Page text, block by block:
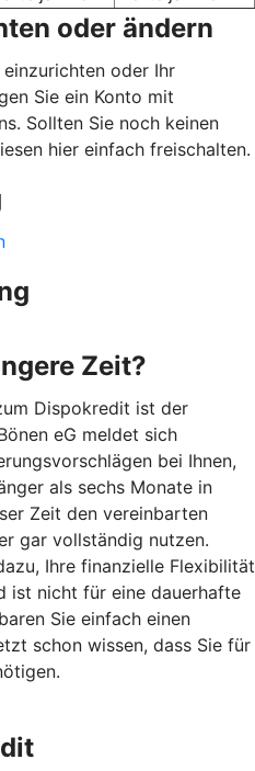
oder ändern
oder Ihr
Sie ein Konto mit
Sollten Sie noch keinen
hier einfach freischalten.
Zeit?
Dispokredit ist der
eG meldet sich
bei Ihnen,
als sechs Monate in
Zeit den vereinbarten
gar vollständig nutzen.
Ihre finanzielle Flexibilität
ist nicht für eine dauerhafte
Sie einfach einen
schon wissen, dass Sie für